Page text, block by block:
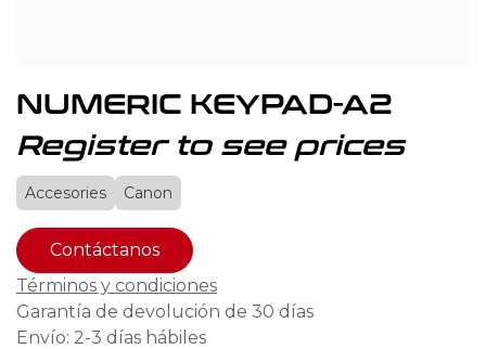
NUMERIC KEYPAD-A2
Register to see prices
Accesories Canon
Contáctanos
Términos y condiciones
Garantía de devolución de 30 días
Envío: 2-3 días hábiles